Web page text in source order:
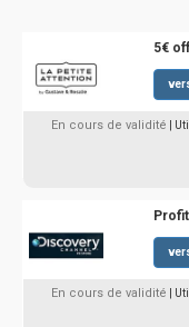
5€
En cours de validité |
En cours de validité |